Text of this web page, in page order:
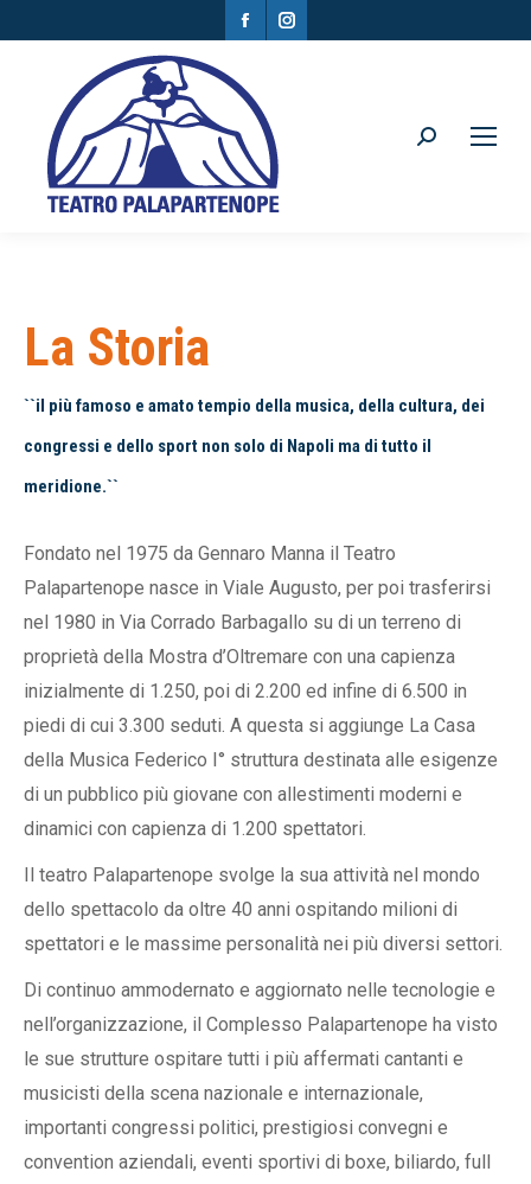
Facebook
opens
in
new
window
Instagram
Search:
La Storia
``il più famoso e amato tempio della musica, della cultura, dei
congressi e dello sport non solo di Napoli ma di tutto il
meridione.``
Fondato nel 1975 da Gennaro Manna il Teatro
Palapartenope nasce in Viale Augusto, per poi trasferirsi
nel 1980 in Via Corrado Barbagallo su di un terreno di
proprietà della Mostra d’Oltremare con una capienza
inizialmente di 1.250, poi di 2.200 ed infine di 6.500 in
piedi di cui 3.300 seduti. A questa si aggiunge La Casa
della Musica Federico I° struttura destinata alle esigenze
di un pubblico più giovane con allestimenti moderni e
dinamici con capienza di 1.200 spettatori.
Il teatro Palapartenope svolge la sua attività nel mondo
dello spettacolo da oltre 40 anni ospitando milioni di
spettatori e le massime personalità nei più diversi settori.
Di continuo ammodernato e aggiornato nelle tecnologie e
nell’organizzazione, il Complesso Palapartenope ha visto
le sue strutture ospitare tutti i più affermati cantanti e
musicisti della scena nazionale e internazionale,
importanti congressi politici, prestigiosi convegni e
convention aziendali, eventi sportivi di boxe, biliardo, full